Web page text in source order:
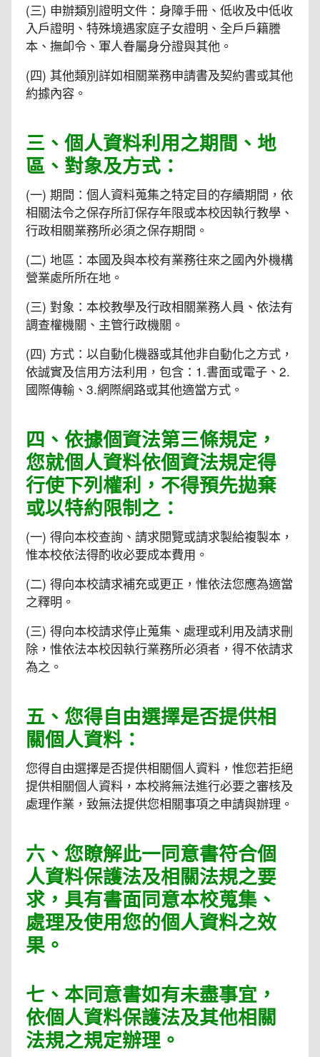
(三) 申辦類別證明文件：身障手冊、低收及中低收
入戶證明、特殊境遇家庭子女證明、全戶戶籍謄
本、撫卹令、軍人眷屬身分證與其他。
(四) 其他類別詳如相關業務申請書及契約書或其他
約據內容。
三、個人資料利用之期間、地
區、對象及方式：
(一) 期間：個人資料蒐集之特定目的存續期間，依
相關法令之保存所訂保存年限或本校因執行教學、
行政相關業務所必須之保存期間。
(二) 地區：本國及與本校有業務往來之國內外機構
營業處所所在地。
(三) 對象：本校教學及行政相關業務人員、依法有
調查權機關、主管行政機關。
(四) 方式：以自動化機器或其他非自動化之方式，
依誠實及信用方法利用，包含：1.書面或電子、2.
國際傳輸、3.網際網路或其他適當方式。
四、依據個資法第三條規定，
您就個人資料依個資法規定得
行使下列權利，不得預先拋棄
或以特約限制之：
(一) 得向本校查詢、請求閱覽或請求製給複製本，
惟本校依法得酌收必要成本費用。
(二) 得向本校請求補充或更正，惟依法您應為適當
之釋明。
(三) 得向本校請求停止蒐集、處理或利用及請求刪
除，惟依法本校因執行業務所必須者，得不依請求
為之。
五、您得自由選擇是否提供相
關個人資料：
您得自由選擇是否提供相關個人資料，惟您若拒絕
提供相關個人資料，本校將無法進行必要之審核及
處理作業，致無法提供您相關事項之申請與辦理。
六、您瞭解此一同意書符合個
人資料保護法及相關法規之要
求，具有書面同意本校蒐集、
處理及使用您的個人資料之效
果。
七、本同意書如有未盡事宜，
依個人資料保護法及其他相關
法規之規定辦理。